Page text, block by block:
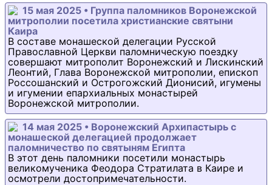
15 мая 2025 • Группа паломников Воронежской
митрополии посетила христианские святыни
Каира
В составе монашеской делегации Русской
Православной Церкви паломническую поездку
совершают митрополит Воронежский и Лискинский
Леонтий, Глава Воронежской митрополии, епископ
Россошанский и Острогожский Дионисий, игумены
и игумении епархиальных монастырей
Воронежской митрополии.
14 мая 2025 • Воронежский Архипастырь с
монашеской делегацией продолжает
паломничество по святыням Египта
В этот день паломники посетили монастырь
великомученика Феодора Стратилата в Каире и
осмотрели достопримечательности.